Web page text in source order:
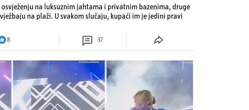
osvježenju na luksuznim jahtama i privatnim bazenima, druge
na plaži. U svakom slučaju, kupaći im je jedini pravi
8 37